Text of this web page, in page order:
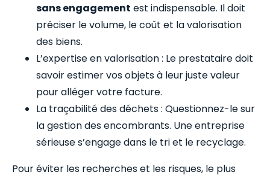
sans engagement est indispensable. Il doit
préciser le volume, le coût et la valorisation
des biens.
L’expertise en valorisation : Le prestataire doit
savoir estimer vos objets à leur juste valeur
pour alléger votre facture.
La traçabilité des déchets : Questionnez-le sur
la gestion des encombrants. Une entreprise
sérieuse s’engage dans le tri et le recyclage.
Pour éviter les recherches et les risques, le plus